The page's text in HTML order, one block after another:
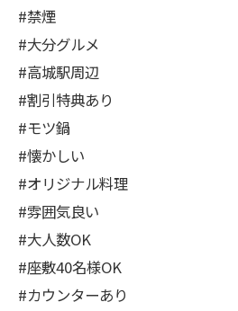
#禁煙
#大分グルメ
#高城駅周辺
#割引特典あり
#モツ鍋
#懐かしい
#オリジナル料理
#雰囲気良い
#大人数OK
#座敷40名様OK
#カウンターあり